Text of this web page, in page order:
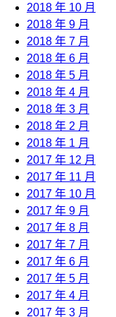
2018 年 10 月
2018 年 9 月
2018 年 7 月
2018 年 6 月
2018 年 5 月
2018 年 4 月
2018 年 3 月
2018 年 2 月
2018 年 1 月
2017 年 12 月
2017 年 11 月
2017 年 10 月
2017 年 9 月
2017 年 8 月
2017 年 7 月
2017 年 6 月
2017 年 5 月
2017 年 4 月
2017 年 3 月